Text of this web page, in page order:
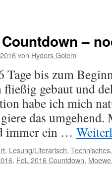
–
von Hydors Golem
Tage bis zum
gebaut und
habe ich mich
das umgehend.
immer ein …
, Lesung/Literarisch, Technisches
, FdL 2016 Countdown,